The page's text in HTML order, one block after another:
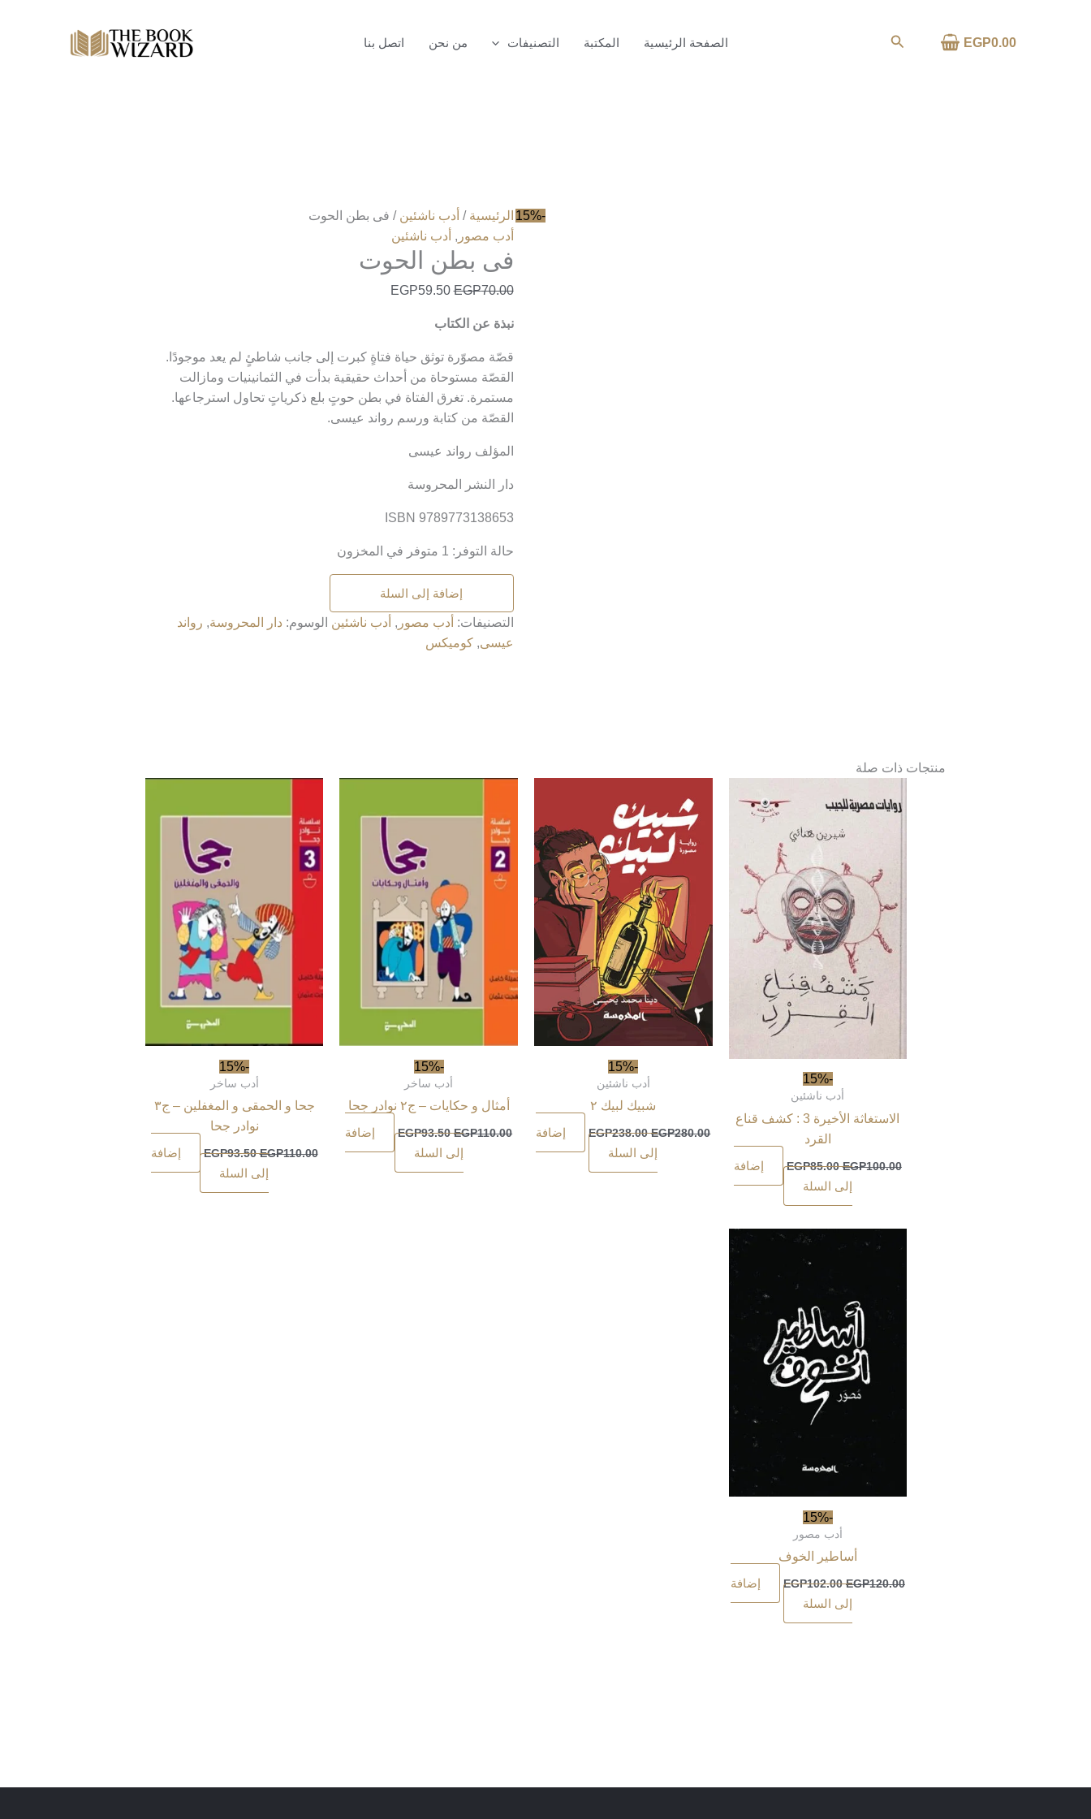
EGP0.00 البحث الصفحة الرئيسية المكتبة التصنيفات من نحن اتصل بنا
-15% الرئيسية / أدب ناشئين / فى بطن الحوت
أدب مصور , أدب ناشئين
فى بطن الحوت
EGP70.00
EGP59.50
نبذة عن الكتاب
قصّة مصوّرة توثق حياة فتاةٍ كبرت إلى جانب شاطئٍ لم يعد موجودًا.
القصّة مستوحاة من أحداث حقيقية بدأت في الثمانينيات ومازالت
مستمرة. تغرق الفتاة في بطن حوتٍ بلع ذكرياتٍ تحاول استرجاعها.
القصّة من كتابة ورسم رواند عيسى.
المؤلف رواند عيسى
دار النشر المحروسة
ISBN 9789773138653
حالة التوفر: 1 متوفر في المخزون
بطن
إضافة إلى السلة
التصنيفات: أدب مصور , أدب ناشئين الوسوم: دار المحروسة, رواند
عيسى,كوميكس
منتجات ذات صلة
-15%
أدب ناشئين
الاستغاثة الأخيرة 3 : كشف قناع
القرد
EGP100.00
EGP85.00
إضافة
إلى السلة
-15%
أدب ناشئين
شبيك لبيك ٢
EGP280.00
EGP238.00
إضافة
إلى السلة
-15%
أدب ساخر
أمثال و حكايات – ج٢ نوادر جحا
EGP110.00
EGP93.50
إضافة
إلى السلة
-15%
أدب ساخر
جحا و الحمقى و المغفلين – ج٣
نوادر جحا
EGP110.00
EGP93.50
إضافة
إلى السلة
-15%
أدب مصور
أساطير الخوف
EGP120.00
EGP102.00
إضافة
إلى السلة